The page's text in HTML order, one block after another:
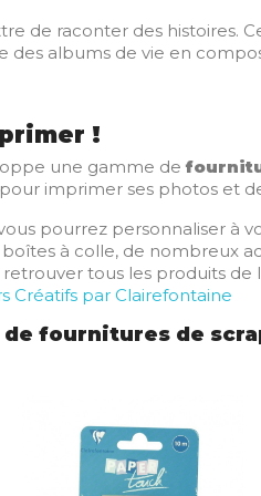
de raconter des histoires.
albums de vie en
!
une gamme de
imprimer ses photos et
pourrez personnaliser
à colle, de nombreux
retrouver tous les produits de
Créatifs par Clairefontaine
fournitures de